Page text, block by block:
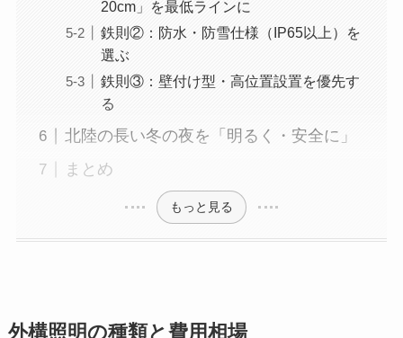
20cm」を最低ラインに
鉄則②：防水・防雪仕様（IP65以上）を
選ぶ
鉄則③：壁付け型・高位置設置を優先す
る
北陸の長い冬の夜を「明るく・安全に」
まとめ
もっと見る
外構照明の種類と費用相場